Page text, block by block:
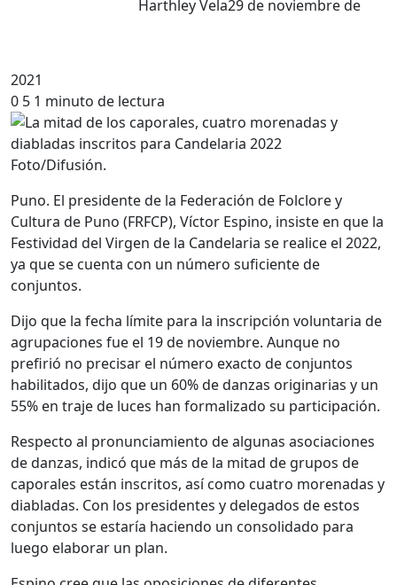
Harthley Vela29 de noviembre de
2021
0 5 1 minuto de lectura
Foto/Difusión.
Puno. El presidente de la Federación de Folclore y
Cultura de Puno (FRFCP), Víctor Espino, insiste en que la
Festividad del Virgen de la Candelaria se realice el 2022,
ya que se cuenta con un número suficiente de
conjuntos.
Dijo que la fecha límite para la inscripción voluntaria de
agrupaciones fue el 19 de noviembre. Aunque no
prefirió no precisar el número exacto de conjuntos
habilitados, dijo que un 60% de danzas originarias y un
55% en traje de luces han formalizado su participación.
Respecto al pronunciamiento de algunas asociaciones
de danzas, indicó que más de la mitad de grupos de
caporales están inscritos, así como cuatro morenadas y
diabladas. Con los presidentes y delegados de estos
conjuntos se estaría haciendo un consolidado para
luego elaborar un plan.